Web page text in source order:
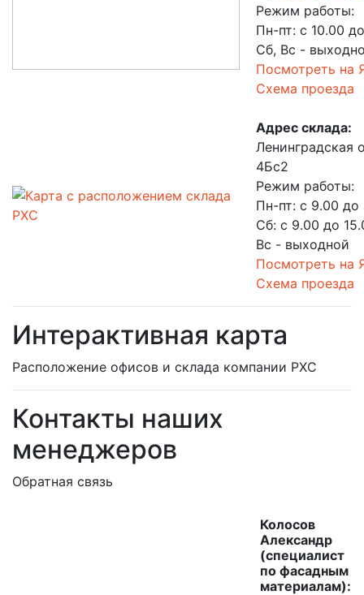
Режим работы:
Пн-пт: с 10.00
Сб, Вс -
Посмотреть на
Схема проезда
Адрес склада:
Ленинградская
4Бс2
Режим работы:
Пн-пт: с 9.00 до
Сб: с 9.00 до
Вс - выходной
Посмотреть на
Схема проезда
Интерактивная карта
Расположение офисов и склада компании РХС
Контакты наших
менеджеров
Обратная связь
Колосов
Александр
(специалист
по фасадным
материалам):